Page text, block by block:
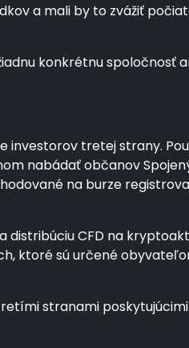
a mali by to zvážiť
konkrétnu spoločnosť
tretej strany.
nabádať občanov
na burze
distribúciu CFD na
ktoré sú určené
stranami